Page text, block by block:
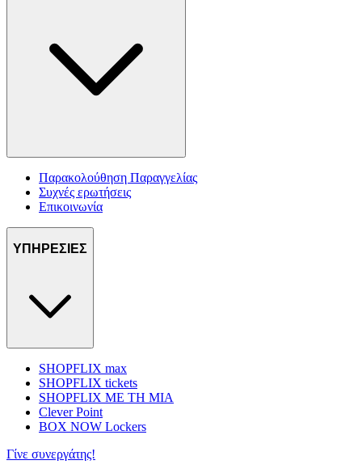
Παρακολούθηση Παραγγελίας
Συχνές ερωτήσεις
Επικοινωνία
ΥΠΗΡΕΣΙΕΣ
SHOPFLIX max
SHOPFLIX tickets
SHOPFLIX ΜΕ ΤΗ ΜΙΑ
Clever Point
BOX NOW Lockers
Γίνε συνεργάτης!